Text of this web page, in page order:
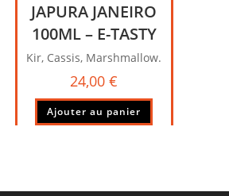
JAPURA JANEIRO
100ML – E-TASTY
Kir, Cassis, Marshmallow.
24,00€
Ajouter au panier